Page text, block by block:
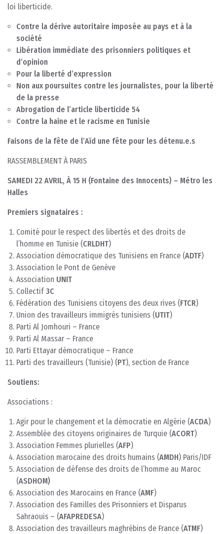
loi liberticide.
Contre la dérive autoritaire imposée au pays et à la
société
Libération immédiate des prisonniers politiques et
d’opinion
Pour la liberté d’expression
Non aux poursuites contre les journalistes, pour la liberté
de la presse
Abrogation de l’article liberticide 54
Contre la haine et le racisme en Tunisie
Faisons de la fête de l’Aïd une fête pour les détenu.e.s
RASSEMBLEMENT À PARIS
SAMEDI 22 AVRIL, À 15 H (Fontaine des Innocents) – Métro les
Halles
Premiers signataires :
Comité pour le respect des libertés et des droits de
l’homme en Tunisie (CRLDHT)
Association démocratique des Tunisiens en France (ADTF)
Association le Pont de Genève
Association UNIT
Collectif3C
Fédération des Tunisiens citoyens des deux rives (FTCR)
Union des travailleurs immigrés tunisiens (UTIT)
Parti Al Jomhouri – France
Parti Al Massar – France
Parti Ettayar démocratique – France
Parti des travailleurs (Tunisie) (PT), section de France
Soutiens:
Associations :
Agir pour le changement et la démocratie en Algérie (ACDA)
Assemblée des citoyens originaires de Turquie (ACORT)
Association Femmes plurielles (AFP)
Association marocaine des droits humains (AMDH) Paris/IDF
Association de défense des droits de l’homme au Maroc
(ASDHOM)
Association des Marocains en France (AMF)
Association des Familles des Prisonniers et Disparus
Sahraouis – (AFAPREDESA)
Association des travailleurs maghrébins de France (ATMF)